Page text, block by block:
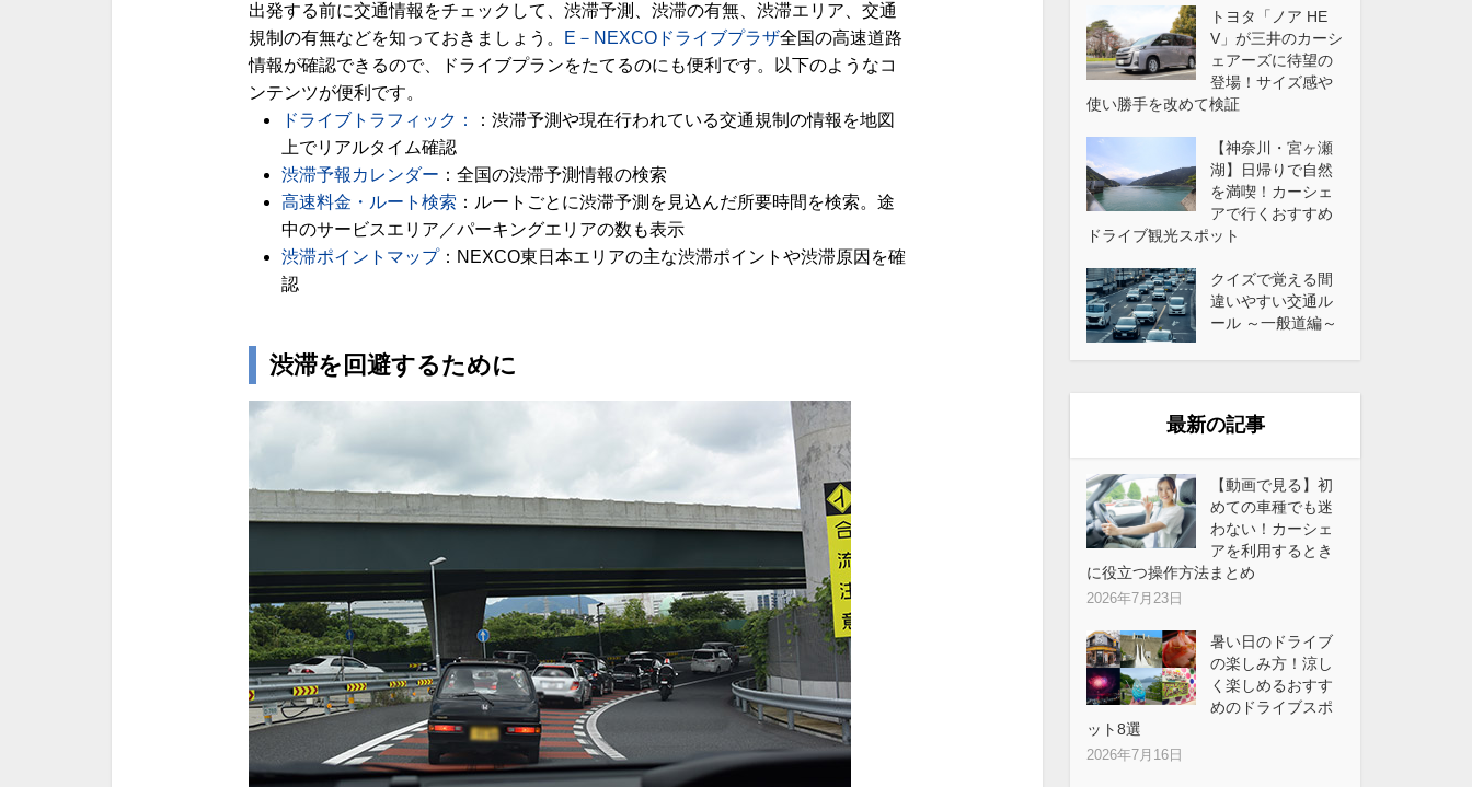
出発する前に交通情報をチェックして、渋滞予測、渋滞の有無、渋滞エリア、交通
規制の有無などを知っておきましょう。
E－NEXCOドライブプラザ全国の高速道路
情報が確認できるので、ドライブプランをたてるのにも便利です。以下のようなコ
ンテンツが便利です。
ドライブトラフィック：
：渋滞予測や現在行われている交通規制の情報を地図
上でリアルタイム確認
渋滞予報カレンダー ：全国の渋滞予測情報の検索
高速料金・ルート検索 ：ルートごとに渋滞予測を見込んだ所要時間を検索。途
中のサービスエリア／パーキングエリアの数も表示
渋滞ポイントマップ：NEXCO東日本エリアの主な渋滞ポイントや渋滞原因を確
認
渋滞を回避するために
トヨタ「ノア HE
V」が三井のカーシ
ェアーズに待望の
登場！サイズ感や
使い勝手を改めて検証
【神奈川・宮ヶ瀬
湖】日帰りで自然
を満喫！カーシェ
アで行くおすすめ
ドライブ観光スポット
クイズで覚える間
違いやすい交通ル
ール ～一般道編～
最新の記事
【動画で見る】初
めての車種でも迷
わない！カーシェ
アを利用するとき
に役立つ操作方法まとめ
2026年7月23日
暑い日のドライブ
の楽しみ方！涼し
く楽しめるおすす
めのドライブスポ
ット8選
2026年7月16日